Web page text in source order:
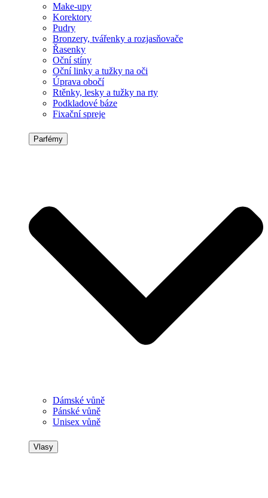
Make-upy
Korektory
Pudry
Bronzery, tvářenky a rozjasňovače
Řasenky
Oční stíny
Oční linky a tužky na oči
Úprava obočí
Rtěnky, lesky a tužky na rty
Podkladové báze
Fixační spreje
Parfémy
Dámské vůně
Pánské vůně
Unisex vůně
Vlasy